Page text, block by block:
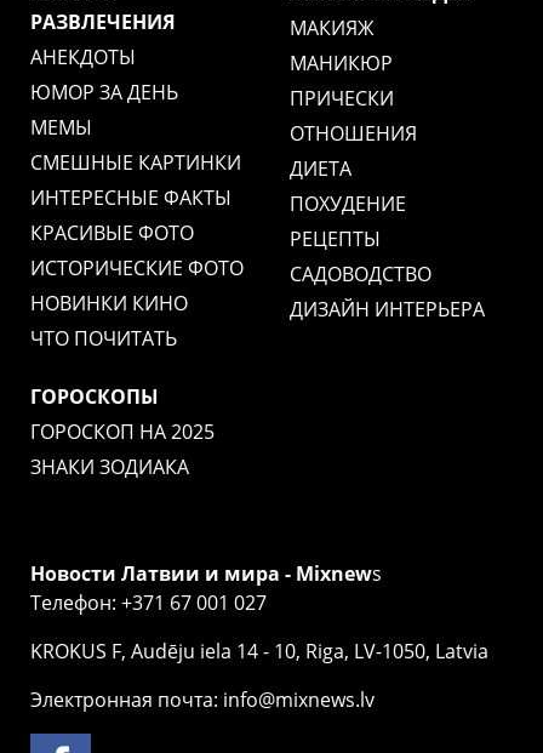
РАЗВЛЕЧЕНИЯ
АНЕКДОТЫ
ЮМОР ЗА ДЕНЬ
МЕМЫ
СМЕШНЫЕ КАРТИНКИ
ИНТЕРЕСНЫЕ ФАКТЫ
КРАСИВЫЕ ФОТО
ИСТОРИЧЕСКИЕ ФОТО
НОВИНКИ КИНО
ЧТО ПОЧИТАТЬ
МАКИЯЖ
МАНИКЮР
ПРИЧЕСКИ
ОТНОШЕНИЯ
ДИЕТА
ПОХУДЕНИЕ
РЕЦЕПТЫ
САДОВОДСТВО
ДИЗАЙН ИНТЕРЬЕРА
ГОРОСКОПЫ
ГОРОСКОП НА 2025
ЗНАКИ ЗОДИАКА
Новости Латвии и мира - Mixnews
Телефон: +371 67 001 027
KROKUS F, Audēju iela 14 - 10, Riga, LV-1050, Latvia
Электронная почта: info@mixnews.lv